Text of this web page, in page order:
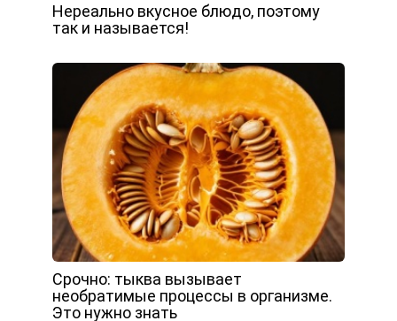
Нереально вкусное блюдо, поэтому
так и называется!
Срочно: тыква вызывает
необратимые процессы в организме.
Это нужно знать